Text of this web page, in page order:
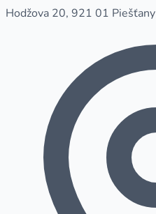
Hodžova 20, 921 01 Piešťany